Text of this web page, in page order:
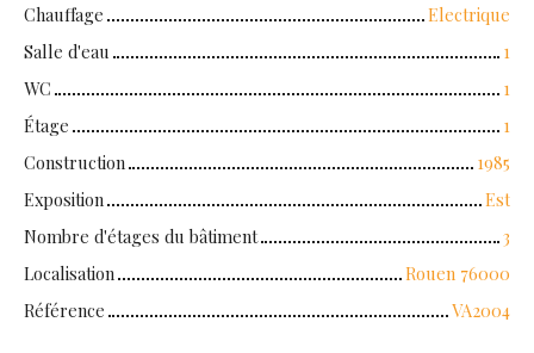
Chauffage
Electrique
Salle d'eau
1
WC
1
Étage
1
Construction
1985
Exposition
Est
Nombre d'étages du bâtiment
3
Localisation
Rouen 76000
Référence
VA2004